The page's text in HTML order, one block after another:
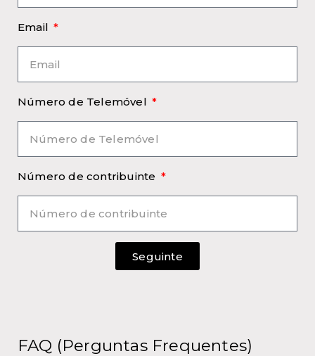
Email
Número de Telemóvel
Número de contribuinte
Seguinte
FAQ (Perguntas Frequentes)